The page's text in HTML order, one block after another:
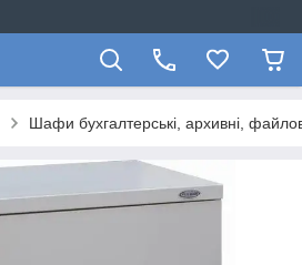
Шафи бухгалтерські, архивні,